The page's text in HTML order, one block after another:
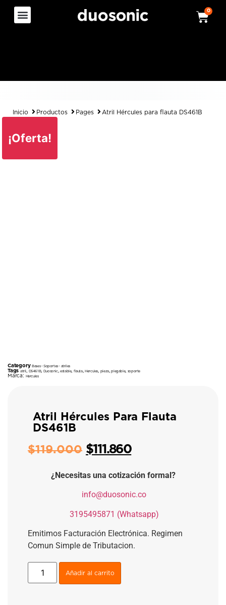
0
Inicio Productos Pages Atril Hércules para flauta DS461B
¡Oferta!
Category Bases - Soportes - atriles
Tags atril DS461B, Duosonic,estable,flauta,Hercules pieza,plegable, soporte
Marca: Hercules
Atril Hércules Para Flauta
DS461B
$119.000 $111.860
¿Necesitas una cotización formal?
info@duosonic.co
3195495871 (Whatsapp)
Emitimos Facturación Electrónica. Regimen
Comun Simple de Tributacion.
Añadir al carrito